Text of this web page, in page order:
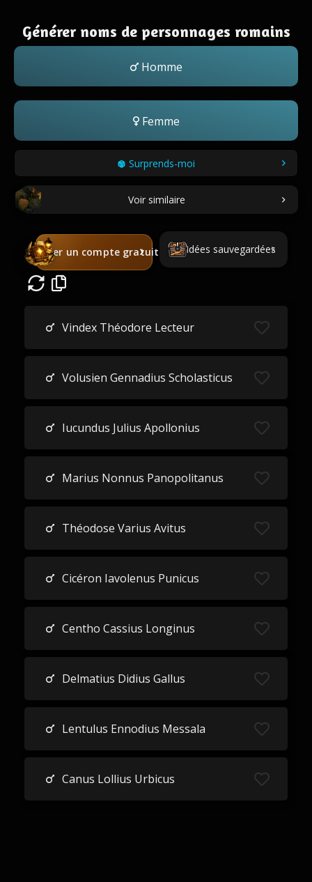
Générer noms de personnages romains
Homme
Femme
Surprends-moi
Voir similaire
Créer un compte gratuit Idées sauvegardées
Vindex Théodore Lecteur
Volusien Gennadius Scholasticus
Iucundus Julius Apollonius
Marius Nonnus Panopolitanus
Théodose Varius Avitus
Cicéron Iavolenus Punicus
Centho Cassius Longinus
Delmatius Didius Gallus
Lentulus Ennodius Messala
Canus Lollius Urbicus